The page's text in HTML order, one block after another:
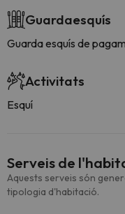
Guardaesquís
Guarda esquís de
Activitats
Esquí
Serveis de
Aquests serveis són
tipologia d'habitació.